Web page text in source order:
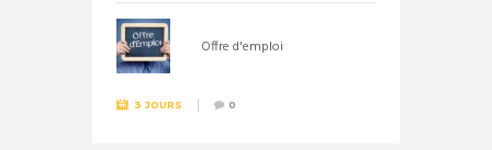
Offre d'emploi
3 JOURS 0